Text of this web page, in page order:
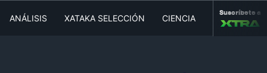
ANÁLISIS XATAKA SELECCIÓN CIENCIA MOVILIDAD
Suscríbete a